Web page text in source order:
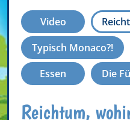
Video
Typisch Monaco?!
Essen
Die
Reichtum,